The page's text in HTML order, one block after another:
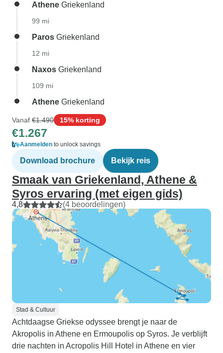
Athene Griekenland
99 mi
Paros Griekenland
12 mi
Naxos Griekenland
109 mi
Athene Griekenland
Vanaf €1.490 15% korting
€1.267
Aanmelden to unlock savings
Download brochure Bekijk reis
Smaak van Griekenland, Athene &
Syros ervaring (met eigen gids)
4,8 (4 beoordelingen)
Stad & Cultuur
Achtdaagse Griekse odyssee brengt je naar de
Akropolis in Athene en Ermoupolis op Syros. Je verblijft
drie nachten in Acropolis Hill Hotel in Athene en vier